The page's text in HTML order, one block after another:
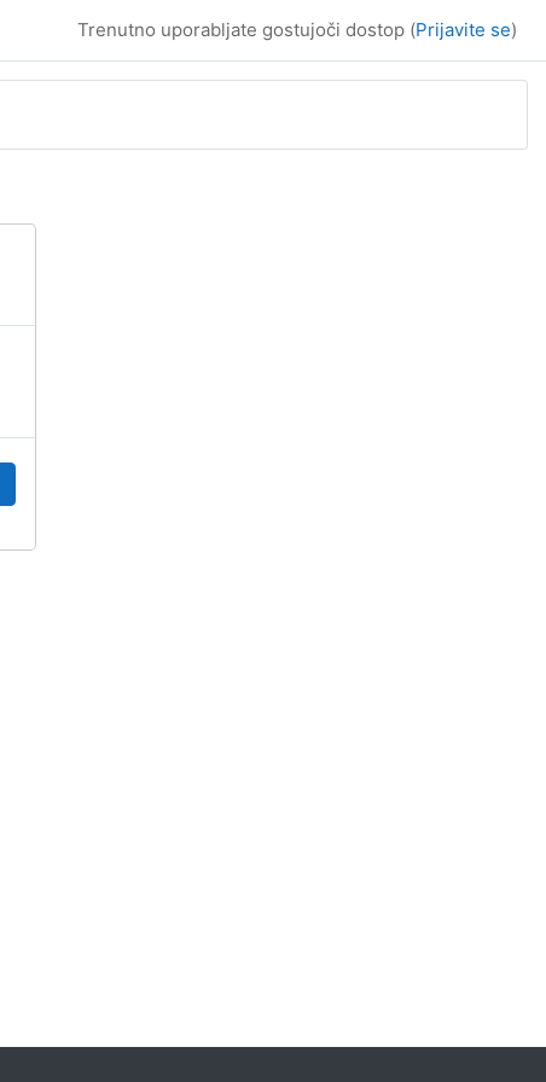
Trenutno uporabljate gostujoči dostop (Prijavite se)